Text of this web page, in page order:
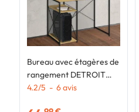
Bureau avec étagères de
rangement DETROIT
design industriel
4.2/5 - 6avis